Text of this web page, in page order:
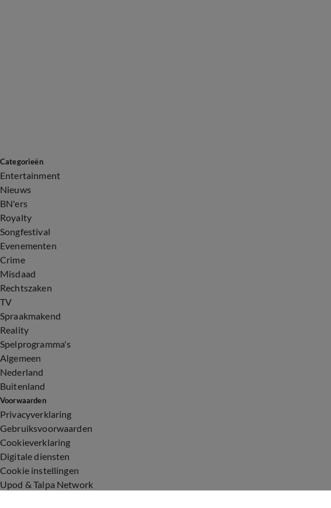
Categorieën
Entertainment
Nieuws
BN'ers
Royalty
Songfestival
Evenementen
Crime
Misdaad
Rechtszaken
TV
Spraakmakend
Reality
Spelprogramma's
Algemeen
Nederland
Buitenland
Voorwaarden
Privacyverklaring
Gebruiksvoorwaarden
Cookieverklaring
Digitale diensten
Cookie instellingen
Upod & Talpa Network